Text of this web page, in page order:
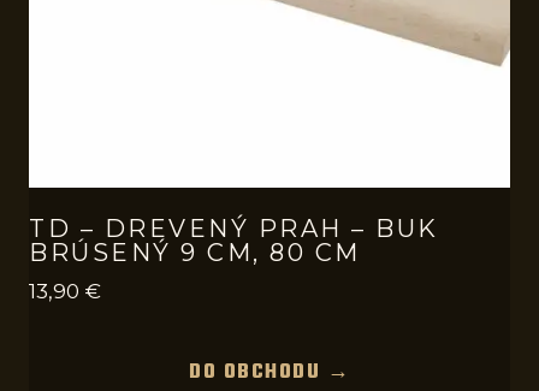
TD – DREVENÝ PRAH – BUK
BRÚSENÝ 9 CM, 80 CM
13,90 €
DO OBCHODU →